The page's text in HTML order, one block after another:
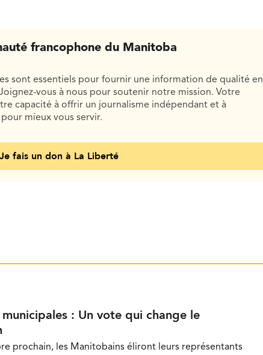
francophone du Manitoba
sont essentiels pour fournir une information de qualité en
vous à nous pour soutenir notre mission. Votre
capacité à offrir un journalisme indépendant et à
mieux vous servir.
Je fais un don à La Liberté
: Un vote qui change le
prochain, les Manitobains éliront leurs représentants